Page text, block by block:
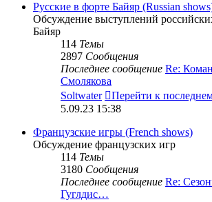
Русские в форте Байяр (Russian
Обсуждение выступлений
Байяр
114 Темы
2897 Сообщения
Последнее сообщение Re:
Смолякова
Soltwater
Перейти к
5.09.23 15:38
Французские игры (French shows)
Обсуждение французских игр
114 Темы
3180 Сообщения
Последнее сообщение Re:
Гуглдис…